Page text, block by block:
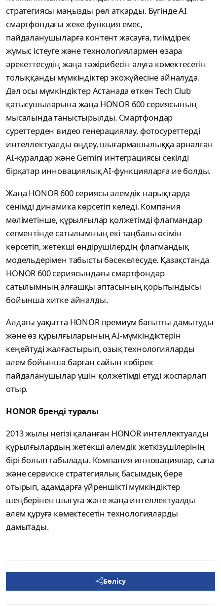
стратегиясы маңызды рөл атқарды. Бүгінде AI
смартфондағы жеке функция емес,
пайдаланушыларға контент жасауға, тиімдірек
жұмыс істеуге және технологиялармен өзара
әрекеттесудің жаңа тәжірибесін алуға көмектесетін
толыққанды мүмкіндіктер экожүйесіне айналуда.
Дәл осы мүмкіндіктер Астанада өткен Tech Club
қатысушыларына жаңа HONOR 600 сериясының
мысалында таныстырылды. Смартфондар
суреттерден видео генерациялау, фотосуреттерді
интеллектуалды өңдеу, шығармашылыққа арналған
AI-құралдар және Gemini интеграциясы секілді
бірқатар инновациялық AI-функцияларға ие болды.
Жаңа HONOR 600 сериясы әлемдік нарықтарда
сенімді динамика көрсетіп келеді. Компания
мәліметінше, құрылғылар қолжетімді флагмандар
сегментінде сатылымның екі таңбалы өсімін
көрсетіп, жетекші өндірушілердің флагмандық
модельдерімен табысты бәсекелесуде. Қазақстанда
HONOR 600 сериясындағы смартфондар
сатылымның алғашқы аптасының қорытындысы
бойынша хитке айналды.
Алдағы уақытта HONOR премиум бағытты дамытуды
және өз құрылғыларының AI-мүмкіндіктерін
кеңейтуді жалғастырып, озық технологияларды
әлем бойынша барған сайын көбірек
пайдаланушылар үшін қолжетімді етуді жоспарлап
отыр.
HONOR бренді туралы
2013 жылы негізі қаланған HONOR интеллектуалды
құрылғылардың жетекші әлемдік жеткізушілерінің
бірі болып табылады. Компания инновациялар, сапа
және сервиске стратегиялық басымдық бере
отырып, адамдарға үйреншікті мүмкіндіктер
шеңберінен шығуға және жаңа интеллектуалды
әлем құруға көмектесетін технологияларды
дамытады.
Бөлісу